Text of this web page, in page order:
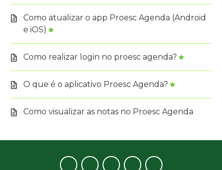
Como atualizar o app Proesc Agenda (Android
e iOS)
Como realizar login no proesc agenda?
O que é o aplicativo Proesc Agenda?
Como visualizar as notas no Proesc Agenda